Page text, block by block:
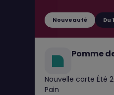
Nouveauté Du
Pomme
Nouvelle carte Été
Pain